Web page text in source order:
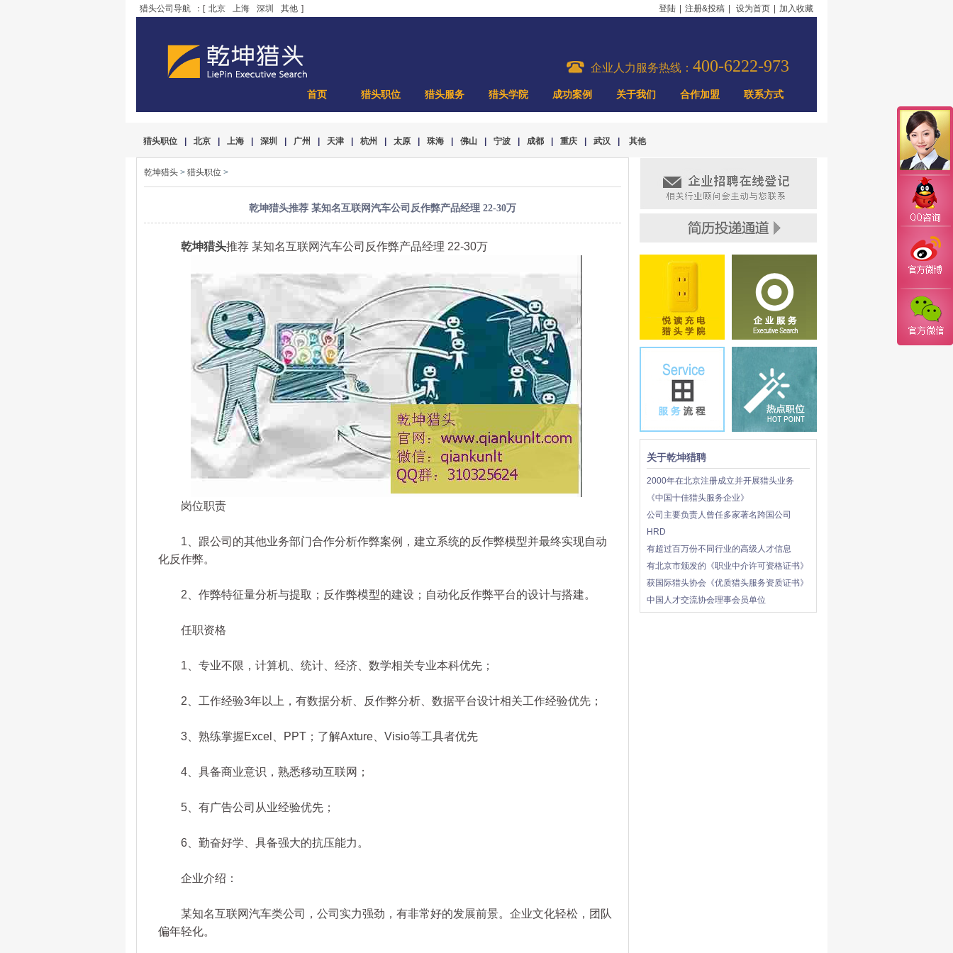
猎头公司导航 ：[ 北京 上海 深圳 其他 ] 登陆 注册&投稿 设为首页 加入收藏
企业人力服务热线： 400-6222-973
首页 猎头职位 猎头服务 猎头学院 成功案例 关于我们 合作加盟 联系方式
猎头职位 北京 上海 深圳 广州 天津 杭州 太原 珠海 佛山 宁波 成都 重庆 武汉 其他
乾坤猎头 > 猎头职位 >
乾坤猎头推荐 某知名互联网汽车公司反作弊产品经理 22-30万
乾坤猎头推荐 某知名互联网汽车公司反作弊产品经理 22-30万
岗位职责
1、跟公司的其他业务部门合作分析作弊案例，建立系统的反作弊模型并最终实现自动
化反作弊。
2、作弊特征量分析与提取；反作弊模型的建设；自动化反作弊平台的设计与搭建。
任职资格
1、专业不限，计算机、统计、经济、数学相关专业本科优先；
2、工作经验3年以上，有数据分析、反作弊分析、数据平台设计相关工作经验优先；
3、熟练掌握Excel、PPT；了解Axture、Visio等工具者优先
4、具备商业意识，熟悉移动互联网；
5、有广告公司从业经验优先；
6、勤奋好学、具备强大的抗压能力。
企业介绍：
某知名互联网汽车类公司，公司实力强劲，有非常好的发展前景。企业文化轻松，团队
偏年轻化。
关于乾坤猎聘
2000年在北京注册成立并开展猎头业务
《中国十佳猎头服务企业》
公司主要负责人曾任多家著名跨国公司
HRD
有超过百万份不同行业的高级人才信息
有北京市颁发的《职业中介许可资格证书》
获国际猎头协会《优质猎头服务资质证书》
中国人才交流协会理事会员单位